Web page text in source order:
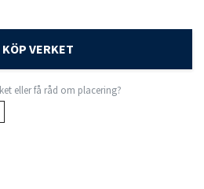
KÖP VERKET
eller få råd om placering?